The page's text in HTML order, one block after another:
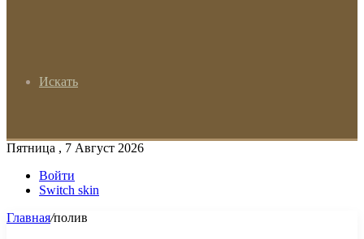
Искать
Пятница , 7 Август 2026
Войти
Switch skin
Главная/полив